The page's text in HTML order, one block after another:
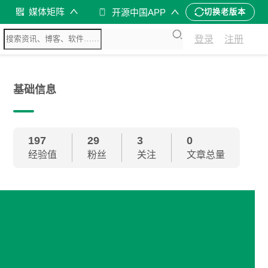
媒体矩阵 开源中国APP 切换老版本
登录 注册
基础信息
197
经验值
29
粉丝
3
关注
0
文章总量